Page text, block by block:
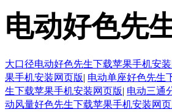
电动好色先
大口径电动好色先生下载苹果手机安
果手机安装网页版| 电动单座好色先生
生下载苹果手机安装网页版| 电动三通
动风量好色先生下载苹果手机安装网页